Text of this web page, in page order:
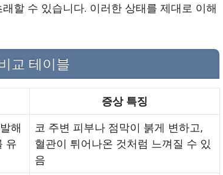
할 수 있습니다. 이러한 상태를 제대로 이해
교 테이블
증상 특징
해
유
코 주변 피부나 점막이 붉게 변하고,
혈관이 튀어나온 것처럼 느껴질 수 있
음